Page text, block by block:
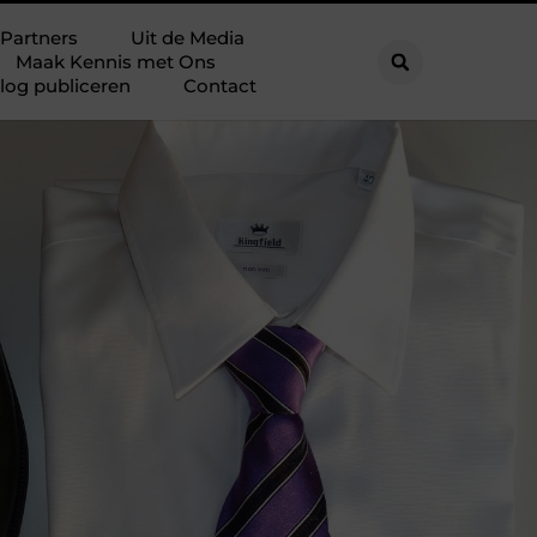
Partners
Uit de Media
Maak Kennis met Ons
publiceren
Contact